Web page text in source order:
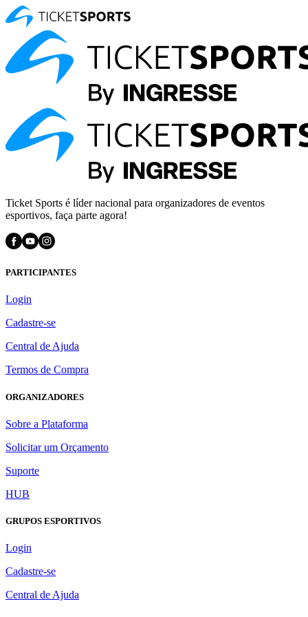
Ticket Sports é líder nacional para organizadores de eventos
esportivos, faça parte agora!
PARTICIPANTES
Login
Cadastre-se
Central de Ajuda
Termos de Compra
ORGANIZADORES
Sobre a Plataforma
Solicitar um Orçamento
Suporte
HUB
GRUPOS ESPORTIVOS
Login
Cadastre-se
Central de Ajuda